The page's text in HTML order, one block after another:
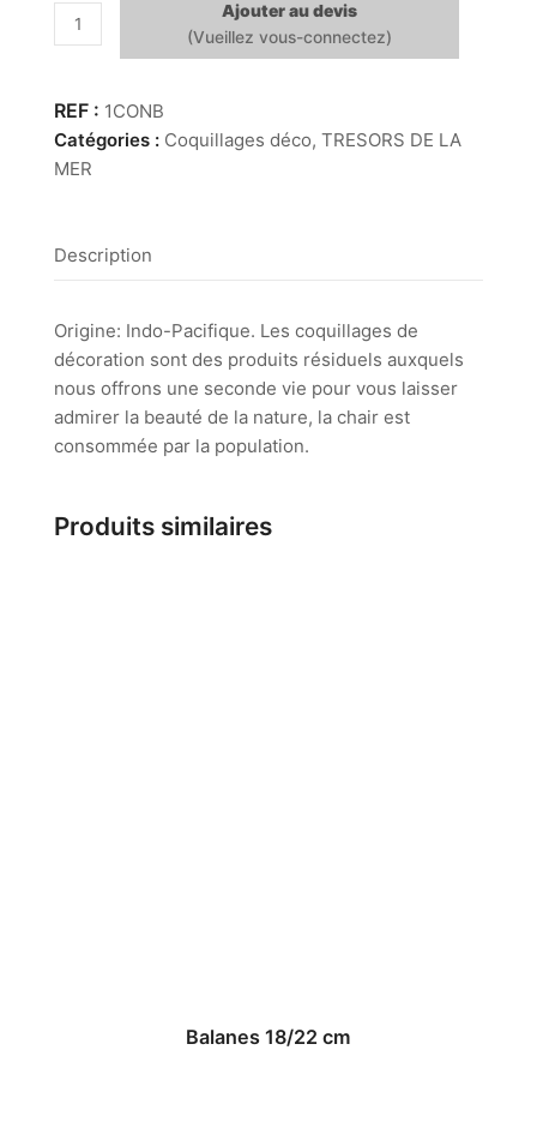
quantité
de
Betulinus
Ajouter au devis
1CONB
Catégories : Coquillages déco, TRESORS DE LA
MER
Description
Origine: Indo-Pacifique. Les coquillages de
décoration sont des produits résiduels auxquels
nous offrons une seconde vie pour vous laisser
admirer la beauté de la nature, la chair est
consommée par la population.
Produits similaires
Balanes 18/22 cm